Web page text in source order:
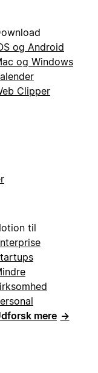
og Android
og Windows
Clipper
til
mere →